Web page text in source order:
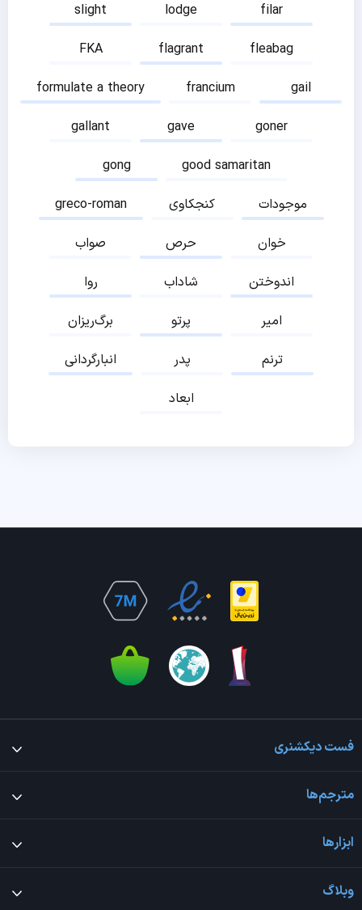
slight lodge
filar
FKA
flagrant
fleabag
formulate a theory
francium
gail
gallant
gave
goner
gong
good samaritan
greco-roman
کنجکاوی
موجودات
صواب
حرص
خوان
روا
شاداب
اندوختن
برگ‌ریزان
پرتو
امیر
انبارگردانی
پدر
ترنم
ابعاد
فست دیکشنری
مترجم‌ها
ابزارها
وبلاگ